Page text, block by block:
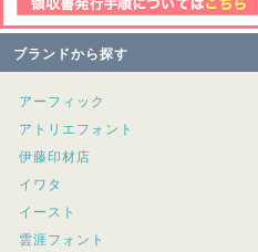
ブランドから探す
アーフィック
アトリエフォント
伊藤印材店
イワタ
イースト
雲涯フォント